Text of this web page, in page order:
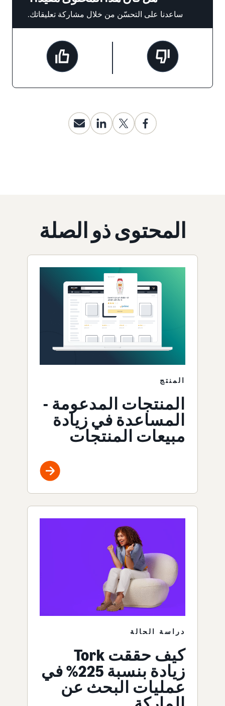
ساعدنا على التحسّن من خلال مشاركة تعليقاتك.
المحتوى ذو الصلة
المنتج
المنتجات المدعومة -
المساعدة في زيادة
مبيعات المنتجات
دراسة الحالة
كيف حققت Tork
زيادة بنسبة 225% في
عمليات البحث عن